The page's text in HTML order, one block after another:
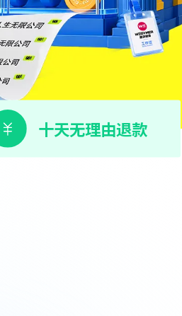
十天无理由退款